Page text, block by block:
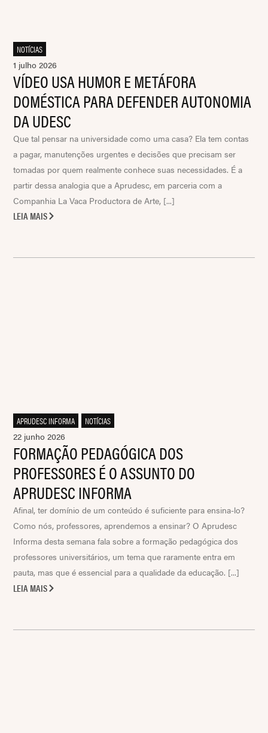
NOTÍCIAS
1 julho 2026
VÍDEO USA HUMOR E METÁFORA
DOMÉSTICA PARA DEFENDER AUTONOMIA
DA UDESC
Que tal pensar na universidade como uma casa? Ela tem contas
a pagar, manutenções urgentes e decisões que precisam ser
tomadas por quem realmente conhece suas necessidades. É a
partir dessa analogia que a Aprudesc, em parceria com a
Companhia La Vaca Productora de Arte, [...]
LEIA MAIS
APRUDESC INFORMA
NOTÍCIAS
22 junho 2026
FORMAÇÃO PEDAGÓGICA DOS
PROFESSORES É O ASSUNTO DO
APRUDESC INFORMA
Afinal, ter domínio de um conteúdo é suficiente para ensina-lo?
Como nós, professores, aprendemos a ensinar? O Aprudesc
Informa desta semana fala sobre a formação pedagógica dos
professores universitários, um tema que raramente entra em
pauta, mas que é essencial para a qualidade da educação. [...]
LEIA MAIS